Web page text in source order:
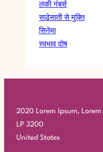
लकी नंबर्स
साढेसाती से मुक्ति
सिनेमा
स्वभाव दोष
2020 Lorem Ipsum, Lorem
LP 3200
United States